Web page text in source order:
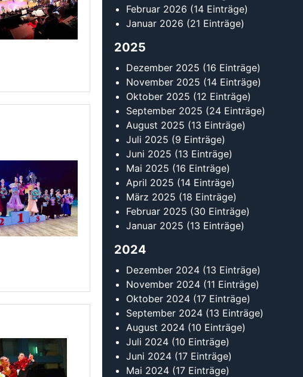
April 2025(14 Einträge)
März 2025(18 Einträge)
Januar 2025
2024
Dezember 2024(13 Einträge)
November 2024(11 Einträge)
Oktober 2024(17 Einträge)
September 2024(13 Einträge)
August 2024(10 Einträge)
Juli 2024 (10 Einträge)
Juni 2024(17 Einträge)
Mai 2024(17 Einträge)
April 2024(16 Einträge)
März 2024(18 Einträge)
Januar 2024
2023
Dezember 2023(11 Einträge)
November 2023(14 Einträge)
Oktober 2023(18 Einträge)
September 2023(17 Einträge)
August 2023(12 Einträge)
Juli 2023(11 Einträge)